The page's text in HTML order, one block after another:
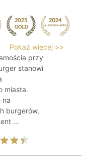
Pokaż więcej >>
przy
stanowi
miasta.
na
burgerów,
...